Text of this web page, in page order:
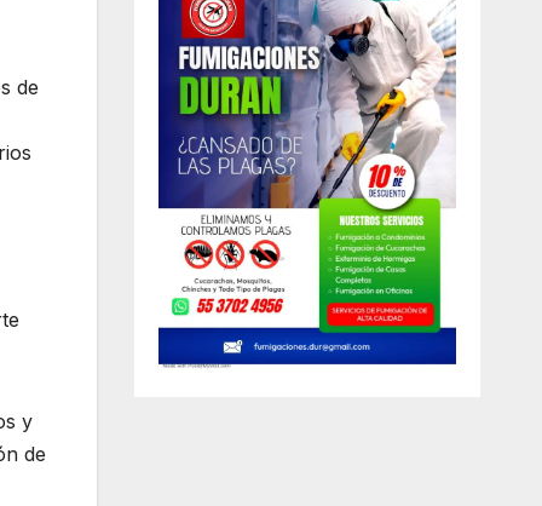
de
y
de